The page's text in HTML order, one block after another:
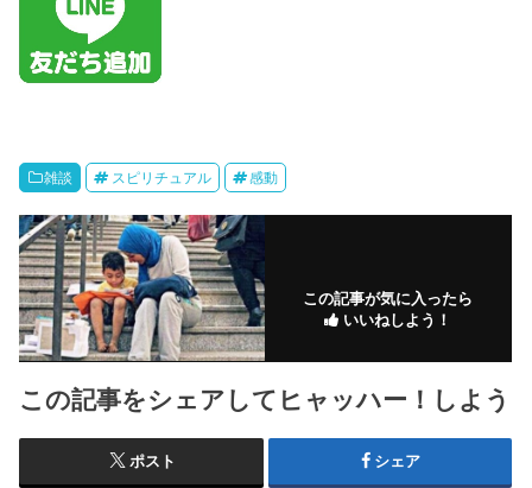
雑談 スピリチュアル 感動
この記事が気に入ったら
いいねしよう！
この記事をシェアしてヒャッハー！しよう
ポスト シェア